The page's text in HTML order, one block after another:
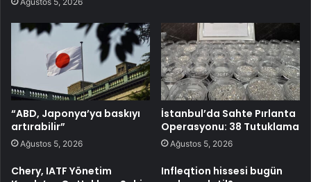
“ABD, Japonya’ya baskıyı
artırabilir”
Ağustos 5, 2026
İstanbul’da Sahte Pırlanta
Operasyonu: 38 Tutuklama
Ağustos 5, 2026
Chery, IATF Yönetim
Infleqtion hissesi bugün